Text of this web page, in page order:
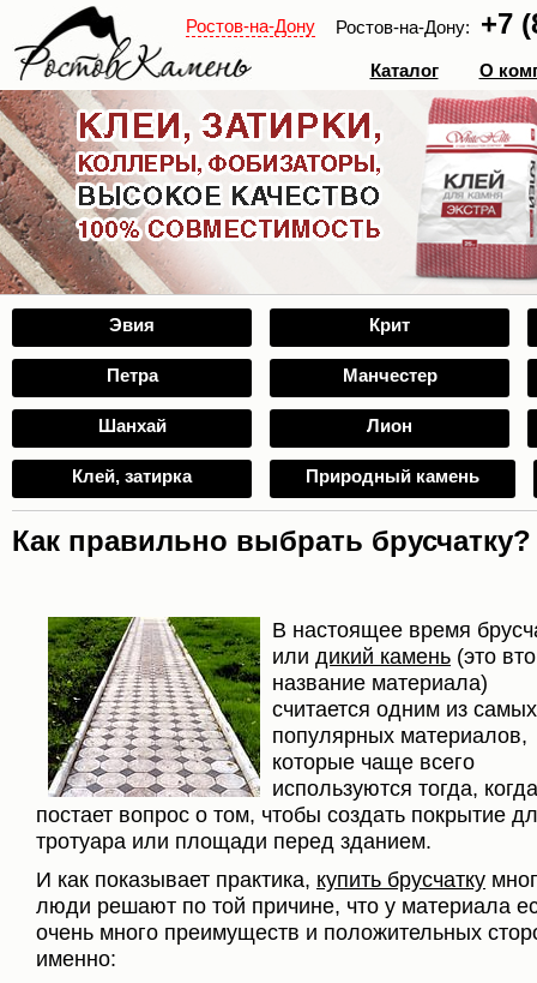
Ростов-на-Дону Ростов-на-Дону: +7
Каталог О
Эвия Крит
Петра Манчестер
Шанхай Лион
Клей, затирка Природный камень
Как правильно выбрать брусчатку?
В настоящее время
или дикий камень (это
название материала)
считается одним из самых
популярных материалов,
которые чаще всего
используются тогда, когда
постает вопрос о том, чтобы создать покрытие
тротуара или площади перед зданием.
И как показывает практика, купить брусчатку
люди решают по той причине, что у материала
очень много преимуществ и положительных
именно: